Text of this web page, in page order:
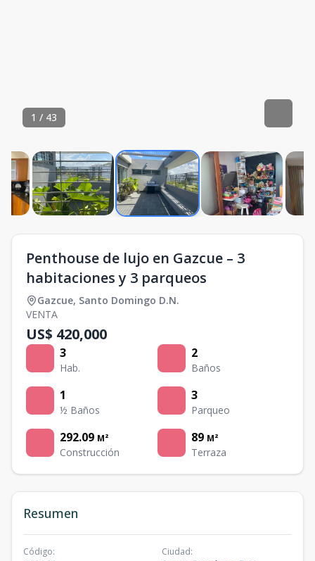
1 / 43
Penthouse de lujo en Gazcue – 3
habitaciones y 3 parqueos
Gazcue, Santo Domingo D.N.
VENTA
US$ 420,000
3
Hab.
2
Baños
1
½ Baños
3
Parqueo
292.09 M²
Construcción
89 M²
Terraza
Resumen
Código: Ciudad: